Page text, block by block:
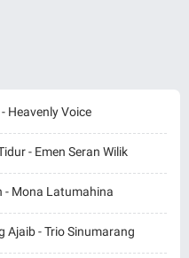
Heavenly Voice
- Emen Seran Wilik
- Mona Latumahina
Ajaib - Trio Sinumarang